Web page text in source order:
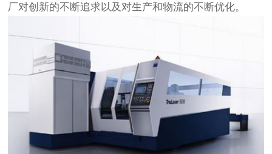
厂对创新的不断追求以及对生产和物流的不断优化。